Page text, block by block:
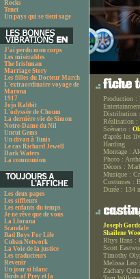
Rocks
Tenet
Un pays qui se tient sage
J'ai perdu mon corps
Les misérables
The Irishman
Marriage Story
Les filles du Docteur March
L'extraordinaire voyage de
Marona
1917
Jojo Rabbit
L'odyssée de Choum
La dernière vie de Simon
Notre-Dame du Nil
Uncut Gems
Un divan à Tunis
Le cas Richard Jewell
Dark Waters
La communion
Les deux papes
Les siffleurs
Les enfants du temps
Je ne rêve que de vous
La Llorana
Scandale
Bad Boys For Life
Cuban Network
La Voie de la justice
Les traducteurs
Revenir
Un jour si blanc
Birds of Prey et la
Production :
Distribution :
Réalisation :
Scénario :
d'après les
Harding
Montage :
Photo :
Décors :
Musique :
Costumes :
Durée : 134
Joseph
Shailene
Rhys Ifans :
Scott
Timothy
Melissa Leo :
Zachary